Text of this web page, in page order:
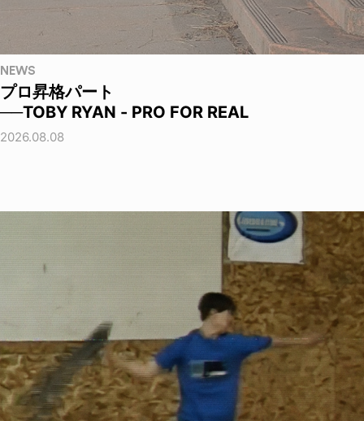
NEWS
プロ昇格パート
──TOBY RYAN - PRO FOR REAL
2026.08.08